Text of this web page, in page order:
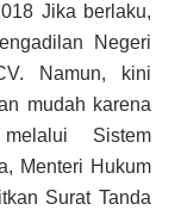
Jika berlaku,
Negeri
Namun, kini
mudah karena
Sistem
Menteri Hukum
Surat Tanda